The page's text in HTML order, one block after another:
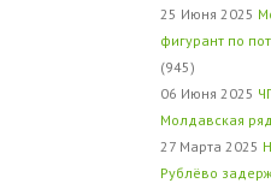
25 Июня 2025
фигурант по
(945)
06 Июня 2025
Молдавская
27 Марта 2025
Рублёво